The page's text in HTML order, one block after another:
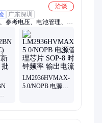
洽谈
广东深圳
参考电压、电池管理、视
开关稳压器、数字隔离
制器、开关控制器、可编
LM2936HVMAX-
5.0/NOPB 电源管